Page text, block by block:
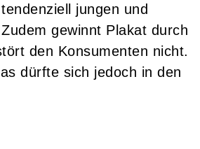
jungen und
gewinnt Plakat durch
den Konsumenten nicht.
dürfte sich jedoch in den